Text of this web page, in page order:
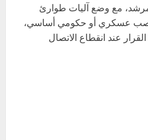
مع وضع آليات طوارئ
عسكري أو حكومي أساسي،
عند انقطاع الاتصال